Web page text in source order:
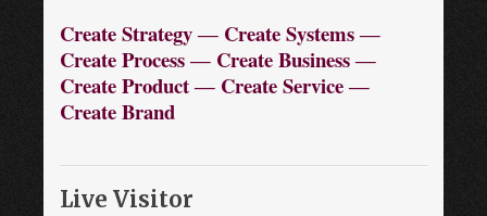
Create Strategy ― Create Systems ―
Create Process ― Create Business ―
Create Product ― Create Service ―
Create Brand
Live Visitor